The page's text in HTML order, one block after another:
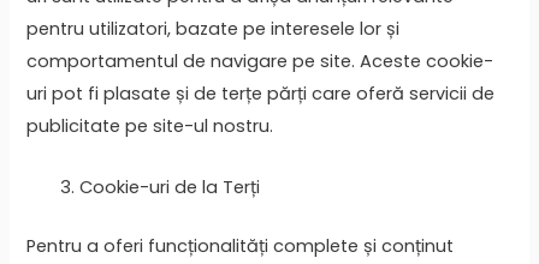
pentru utilizatori, bazate pe interesele lor și
comportamentul de navigare pe site. Aceste cookie-
uri pot fi plasate și de terțe părți care oferă servicii de
publicitate pe site-ul nostru.
Cookie-uri de la Terți
Pentru a oferi funcționalități complete și conținut